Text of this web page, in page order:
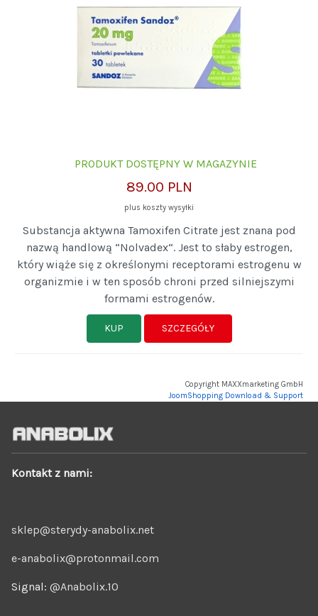
PRODUKT DOSTĘPNY W MAGAZYNIE
89.00 PLN
plus koszty wysyłki
Substancja aktywna Tamoxifen Citrate jest znana pod
nazwą handlową “Nolvadex“. Jest to słaby estrogen,
który wiąże się z określonymi receptorami estrogenu w
organizmie i w ten sposób chroni przed silniejszymi
formami estrogenów.
KUP SZCZEGÓŁY
Copyright MAXXmarketing GmbH
JoomShopping Download & Support
Kontakt z nami:
sklep@sterydy-anabolix.net
e-anabolix@protonmail.com
Signal: @Anabolix.10